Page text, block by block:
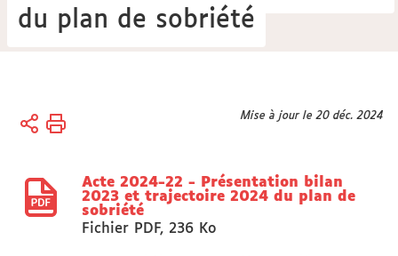
du plan de sobriété
Vous
Accueil
Mise à jour le 20 déc. 2024
Acte 2024-22 - Présentation bilan
2023 et trajectoire 2024 du plan de
sobriété
Fichier PDF, 236 Ko